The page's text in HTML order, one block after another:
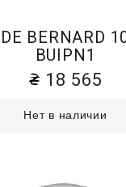
BERNARD
BUIPN1
18 565
Нет в наличии